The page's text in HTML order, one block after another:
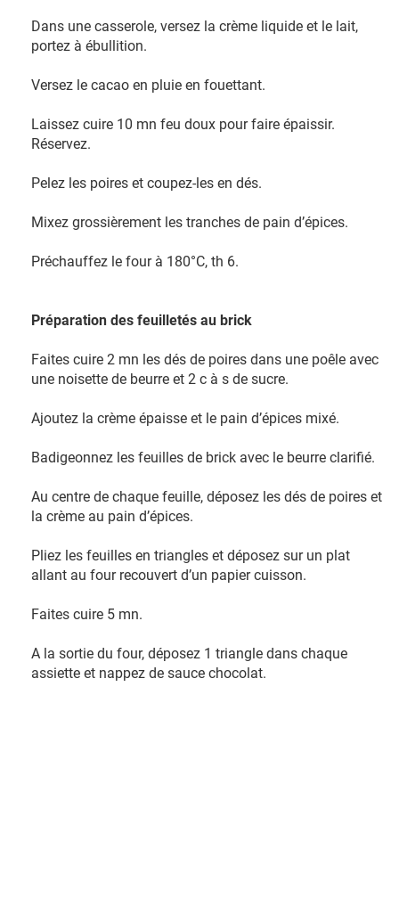
Dans une casserole, versez la crème liquide et le lait,
portez à ébullition.
Versez le cacao en pluie en fouettant.
Laissez cuire 10 mn feu doux pour faire épaissir.
Réservez.
Pelez les poires et coupez-les en dés.
Mixez grossièrement les tranches de pain d’épices.
Préchauffez le four à 180°C, th 6.
Préparation des feuilletés au brick
Faites cuire 2 mn les dés de poires dans une poêle avec
une noisette de beurre et 2 c à s de sucre.
Ajoutez la crème épaisse et le pain d’épices mixé.
Badigeonnez les feuilles de brick avec le beurre clarifié.
Au centre de chaque feuille, déposez les dés de poires et
la crème au pain d’épices.
Pliez les feuilles en triangles et déposez sur un plat
allant au four recouvert d’un papier cuisson.
Faites cuire 5 mn.
A la sortie du four, déposez 1 triangle dans chaque
assiette et nappez de sauce chocolat.